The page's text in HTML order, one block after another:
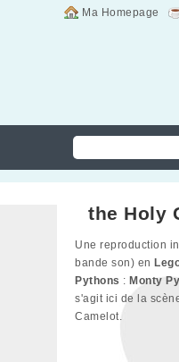
Ma Homepage
the Holy
Une reproduction
bande son) en
Pythons : Monty
s'agit ici de la
Camelot.